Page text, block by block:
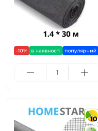
-10% в наявності популярний
10